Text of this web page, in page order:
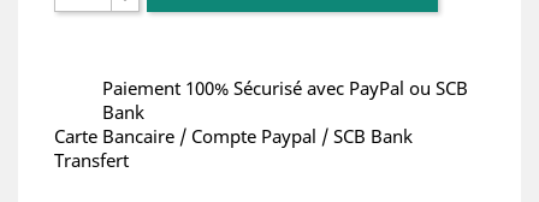
Paiement 100% Sécurisé avec PayPal ou SCB
Bank
Carte Bancaire / Compte Paypal / SCB Bank
Transfert